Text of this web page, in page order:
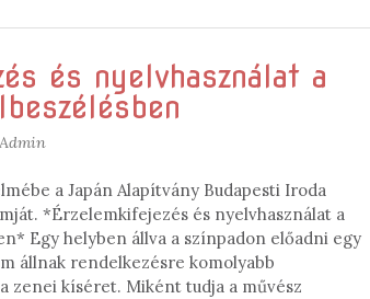
és nyelvhasználat a
Admin
a Japán Alapítvány Budapesti Iroda
*Érzelemkifejezés és nyelvhasználat a
Egy helyben állva a színpadon előadni egy
állnak rendelkezésre komolyabb
zenei kíséret. Miként tudja a művész